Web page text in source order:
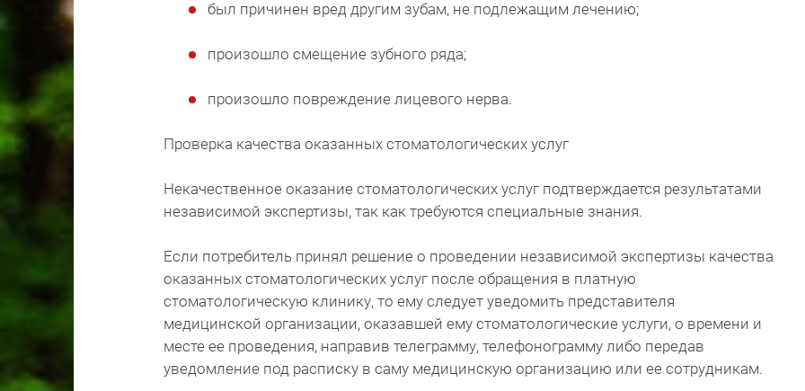
был причинен вред другим зубам, не подлежащим лечению;
произошло смещение зубного ряда;
произошло повреждение лицевого нерва.
Проверка качества оказанных стоматологических услуг
Некачественное оказание стоматологических услуг подтверждается результатами
независимой экспертизы, так как требуются специальные знания.
Если потребитель принял решение о проведении независимой экспертизы качества
оказанных стоматологических услуг после обращения в платную
стоматологическую клинику, то ему следует уведомить представителя
медицинской организации, оказавшей ему стоматологические услуги, о времени и
месте ее проведения, направив телеграмму, телефонограмму либо передав
уведомление под расписку в саму медицинскую организацию или ее сотрудникам.